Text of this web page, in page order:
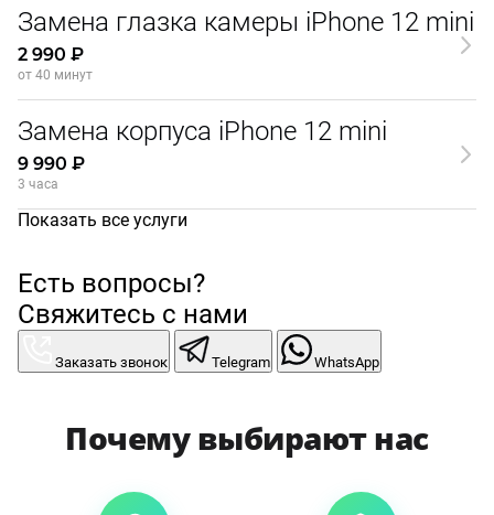
Замена глазка камеры iPhone 12 mini
2 990 ₽
от 40 минут
Замена корпуса iPhone 12 mini
9 990 ₽
3 часа
Показать все услуги
Есть вопросы?
Свяжитесь с нами
Заказать звонок Telegram WhatsApp
Почему выбирают нас